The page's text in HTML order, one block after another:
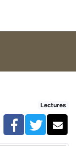
Lectures
Facebook